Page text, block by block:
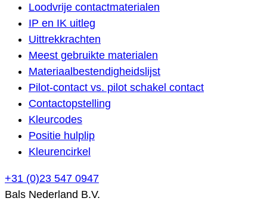
Loodvrije contactmaterialen
IP en IK uitleg
Uittrekkrachten
Meest gebruikte materialen
Materiaalbestendigheidslijst
Pilot-contact vs. pilot schakel contact
Contactopstelling
Kleurcodes
Positie hulplip
Kleurencirkel
+31 (0)23 547 0947
Bals Nederland B.V.